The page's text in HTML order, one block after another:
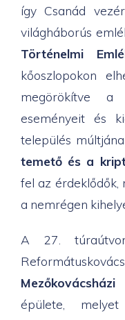
így Csanád
világháborús
Történelmi
kőoszlopokon
megörökítve a
eseményeit és
település
temető és a
fel az érdeklődők,
a nemrégen
A 27.
épülete,